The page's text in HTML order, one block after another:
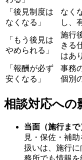
「後見制度は
なくなる」
なく
し、
「もう後見は
やめられる」
施行
きる
はあ
「報酬が必ず
安くなる」
事務
個別
相談対応への
当面（施行ま
見・保佐・補
扱いは、施行
務所でも情報を